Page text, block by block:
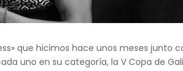
que hicimos hace unos meses junto
uno en su categoría, la V Copa de